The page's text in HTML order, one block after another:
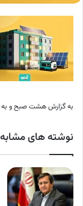
به گزارش هشت صبح و به
نوشته های مشابه